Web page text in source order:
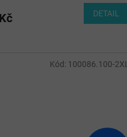
DETAIL
Kód: 100086.100-2XL